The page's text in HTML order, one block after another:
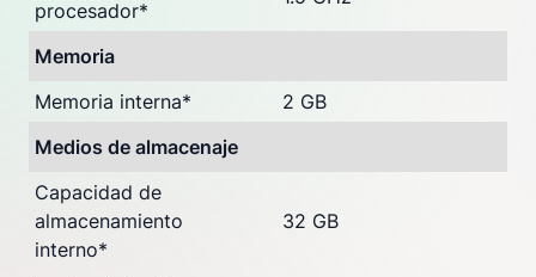
procesador*
Memoria
Memoria interna*
2 GB
Medios de almacenaje
Capacidad de
almacenamiento
interno*
32 GB